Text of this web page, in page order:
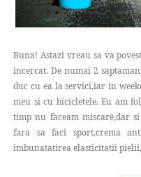
Buna! Astazi vreau sa va
incercat. De numai 2
duc cu ea la servici,iar in
meu si cu bicicletele. Eu am
timp nu faceam miscare,dar
fara sa faci sport,crema
imbunatatirea elasticitatii